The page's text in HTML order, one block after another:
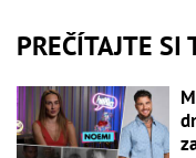
PREČÍTAJTE SI